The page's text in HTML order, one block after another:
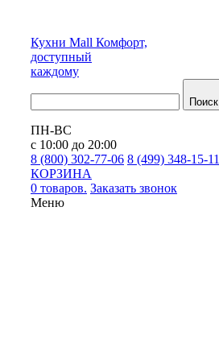
Кухни Mall Комфорт,
доступный
каждому
Поиск
ПН-ВС
с 10:00 до 20:00
8 (800) 302-77-06 8 (499) 348-15-11
КОРЗИНА
0 товаров. Заказать звонок
Меню